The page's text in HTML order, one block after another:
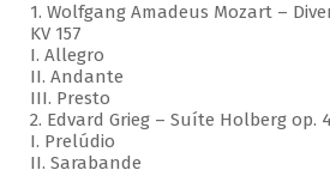
1. Wolfgang Amadeus Mozart –
KV 157
I. Allegro
II. Andante
III. Presto
2. Edvard Grieg – Suíte Holberg op.
I. Prelúdio
II. Sarabande